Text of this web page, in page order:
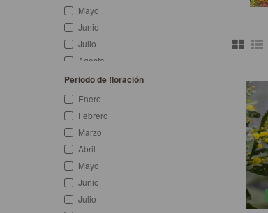
Mayo
Junio
Julio
Agosto
Septiembre
Octubre
Noviembre
Diciembre
Primavera
Verano
Otoño
Invierno
Primavera-Otoño
Periodo de floración
Enero
Febrero
Marzo
Abril
Mayo
Junio
Julio